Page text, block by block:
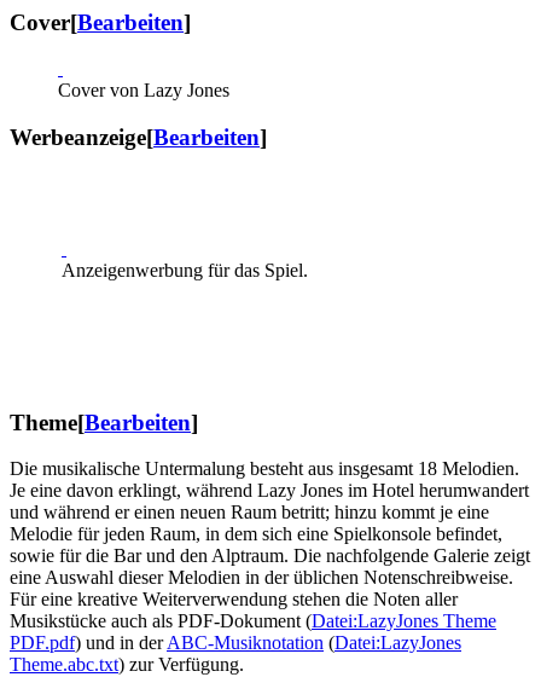
Cover[Bearbeiten]
Cover von Lazy Jones
Werbeanzeige[Bearbeiten]
Anzeigenwerbung für das Spiel.
Theme[Bearbeiten]
Die musikalische Untermalung besteht aus insgesamt 18 Melodien.
Je eine davon erklingt, während Lazy Jones im Hotel herumwandert
und während er einen neuen Raum betritt; hinzu kommt je eine
Melodie für jeden Raum, in dem sich eine Spielkonsole befindet,
sowie für die Bar und den Alptraum. Die nachfolgende Galerie zeigt
eine Auswahl dieser Melodien in der üblichen Notenschreibweise.
Für eine kreative Weiterverwendung stehen die Noten aller
Musikstücke auch als PDF-Dokument (Datei:LazyJones Theme
PDF.pdf) und in derABC-Musiknotation (Datei:LazyJones
Theme.abc.txt) zur Verfügung.